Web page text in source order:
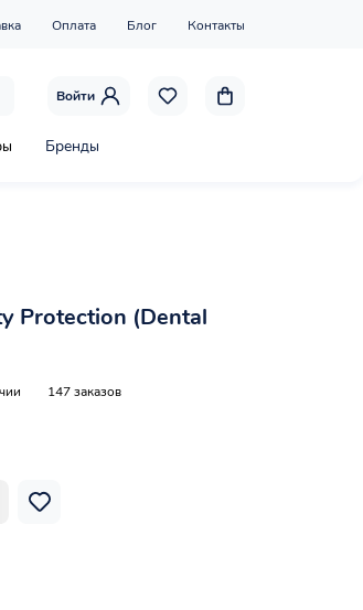
Оплата Блог Контакты
Войти
Бренды
Protection (Dental
147 заказов